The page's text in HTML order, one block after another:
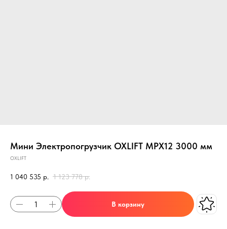
Мини Электропогрузчик OXLIFT MPX12 3000 мм
OXLIFT
1 040 535 р. 1 123 778 р.
В корзину